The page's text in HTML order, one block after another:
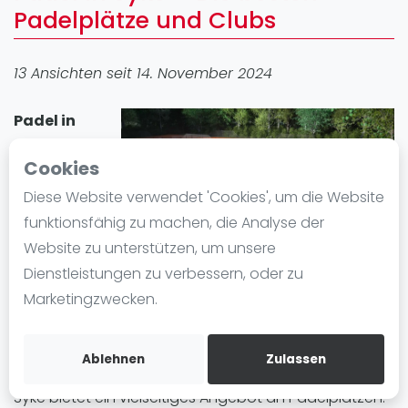
Cookies
Diese Website verwendet 'Cookies', um die Website
funktionsfähig zu machen, die Analyse der
Website zu unterstützen, um unsere
Dienstleistungen zu verbessern, oder zu
Marketingzwecken.
Ablehnen Zulassen
Ranking
Frauen
FIP Männer
Blog
Die Geschichte von Padel
Regeln und Punktzählung
Padel Schläge
Video
Padelplätze und Clubs
13 Ansichten seit 14. November 2024
Padel in
sich großer
Beliebtheit. In
der Stadt gibt
es 1 Padel-
Standort mit
insgesamt 2 Padelplatz plätze. Egal ob Anfänger
spielen und einen Padelplatz einfach mieten.
Syke bietet ein vielseitiges Angebot an Padelplätzen.